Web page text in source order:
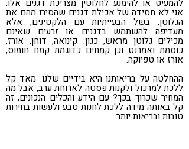
להמעיט או להימנע לחלוטין מצריכת דגנים אלו.
אני לא חסידה של אכילת דגנים שהסירו מהם את
הגלוטן, בשל הבעייתיות עם הלקטינים, אלא
מעדיפה להשתמש בדגנים או זרעים שאינם
מכילים גלוטן מראש, כגון: קינואה, דוחן, אורז,
כוסמת ואמרנט וכן קמחים כדוגמת קמח חומוס,
אורז או טפיוקה.
ההחלטה על בריאותנו היא בידיים שלנו. מאד קל
ללכת למרכול ולקנות פסטה לארוחת ערב, אבל מה
המחיר שכרוך בכך? עם הידע והכלים הנכונים, זה
קל באותה מידה ללכת לחנות טבע ולעשות בחירות
טובות ובריאות יותר.